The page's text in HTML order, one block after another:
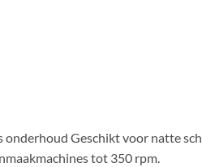
onderhoud Geschikt voor natte
tot 350 rpm.